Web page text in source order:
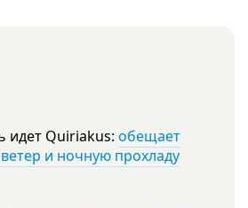
идет Quiriakus: обещает
и ночную прохладу